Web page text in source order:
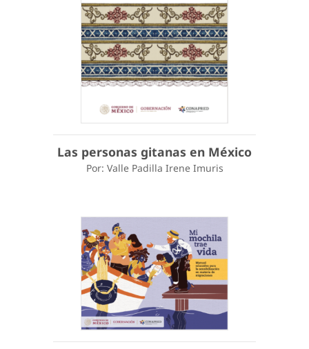
Las personas gitanas en México
Por: Valle Padilla Irene Imuris